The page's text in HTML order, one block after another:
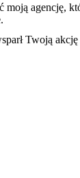
moją agencję,
Twoją